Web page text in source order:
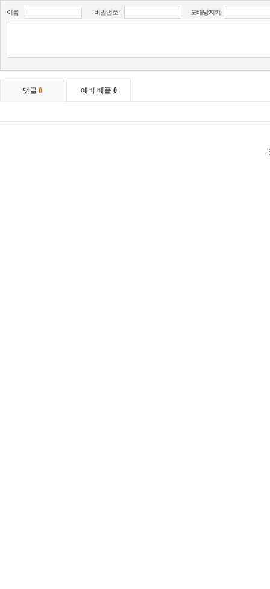
이름 비밀번호 도배방지키
댓글 0 예비 베플 0